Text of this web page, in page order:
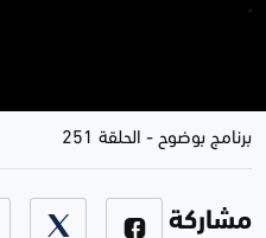
برنامج بوضوح - الحلقة 251
مشاركة